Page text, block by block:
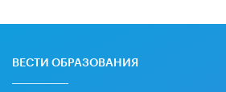
ВЕСТИ ОБРАЗОВАНИЯ